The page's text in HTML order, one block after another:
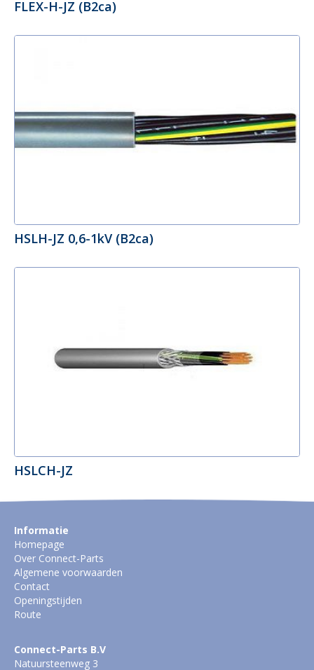
FLEX-H-JZ (B2ca)
HSLH-JZ 0,6-1kV (B2ca)
HSLCH-JZ
Informatie
Homepage
Over Connect-Parts
Algemene voorwaarden
Contact
Openingstijden
Route
Connect-Parts B.V
Natuursteenweg 3